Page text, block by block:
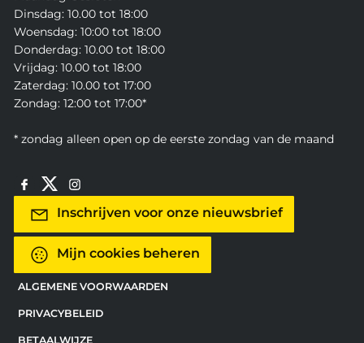
Dinsdag: 10.00 tot 18:00
Woensdag: 10:00 tot 18:00
Donderdag: 10.00 tot 18:00
Vrijdag: 10.00 tot 18:00
Zaterdag: 10.00 tot 17:00
Zondag: 12:00 tot 17:00*
* zondag alleen open op de eerste zondag van de maand
Inschrijven voor onze nieuwsbrief
Mijn cookies beheren
ALGEMENE VOORWAARDEN
PRIVACYBELEID
BETAALWIJZE